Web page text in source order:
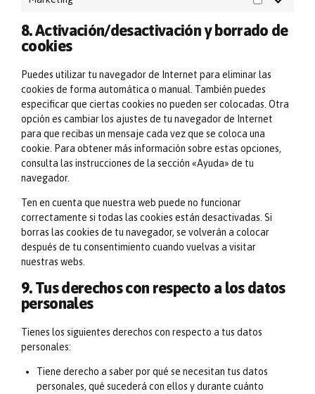
Marketing
8. Activación/desactivación y borrado de
cookies
Puedes utilizar tu navegador de Internet para eliminar las
cookies de forma automática o manual. También puedes
especificar que ciertas cookies no pueden ser colocadas. Otra
opción es cambiar los ajustes de tu navegador de Internet
para que recibas un mensaje cada vez que se coloca una
cookie. Para obtener más información sobre estas opciones,
consulta las instrucciones de la sección «Ayuda» de tu
navegador.
Ten en cuenta que nuestra web puede no funcionar
correctamente si todas las cookies están desactivadas. Si
borras las cookies de tu navegador, se volverán a colocar
después de tu consentimiento cuando vuelvas a visitar
nuestras webs.
9. Tus derechos con respecto a los datos
personales
Tienes los siguientes derechos con respecto a tus datos
personales:
Tiene derecho a saber por qué se necesitan tus datos
personales, qué sucederá con ellos y durante cuánto